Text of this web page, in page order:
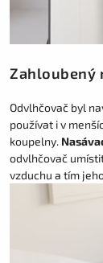
Zahloubený
Odvlhčovač byl
používat i v
koupelny.
odvlhčovač
vzduchu a tím